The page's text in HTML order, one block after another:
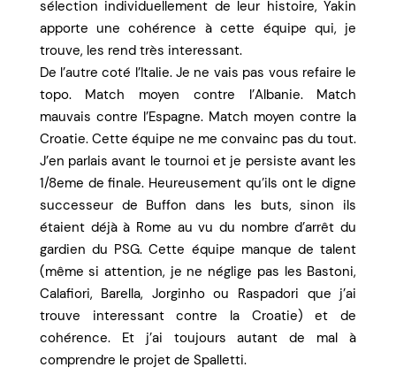
sélection individuellement de leur histoire, Yakin
apporte une cohérence à cette équipe qui, je
trouve, les rend très interessant.
De l’autre coté l’Italie. Je ne vais pas vous refaire le
topo. Match moyen contre l’Albanie. Match
mauvais contre l’Espagne. Match moyen contre la
Croatie. Cette équipe ne me convainc pas du tout.
J’en parlais avant le tournoi et je persiste avant les
1/8eme de finale. Heureusement qu’ils ont le digne
successeur de Buffon dans les buts, sinon ils
étaient déjà à Rome au vu du nombre d’arrêt du
gardien du PSG. Cette équipe manque de talent
(même si attention, je ne néglige pas les Bastoni,
Calafiori, Barella, Jorginho ou Raspadori que j’ai
trouve interessant contre la Croatie) et de
cohérence. Et j’ai toujours autant de mal à
comprendre le projet de Spalletti.